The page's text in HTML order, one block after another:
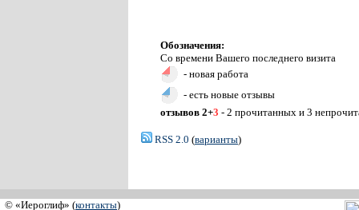
Обозначения:
Со времени Вашего последнего визита
- новая работа
- есть новые отзывы
отзывов 2+3 - 2 прочитанных и 3
RSS 2.0 (варианты)
© «Иероглиф» (контакты)